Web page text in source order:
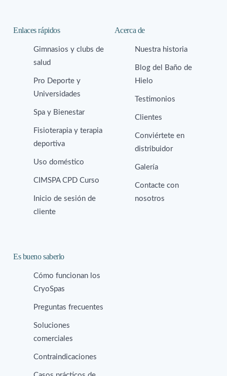
Enlaces rápidos
Gimnasios y clubs de
salud
Pro Deporte y
Universidades
Spa y Bienestar
Fisioterapia y terapia
deportiva
Uso doméstico
CIMSPA CPD Curso
Inicio de sesión de
cliente
Acerca de
Nuestra historia
Blog del Baño de
Hielo
Testimonios
Clientes
Conviértete en
distribuidor
Galería
Contacte con
nosotros
Es bueno saberlo
Cómo funcionan los
CryoSpas
Preguntas frecuentes
Soluciones
comerciales
Contraindicaciones